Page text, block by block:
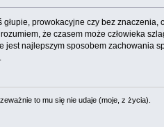
prowokacyjne czy bez
że czasem może człowieka
najlepszym sposobem zachowania
to mu się nie udaje (moje, z życia).